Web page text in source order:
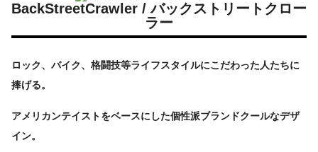
BackStreetCrawler / バックストリートクロー
ラー
ロック、バイク、格闘技等ライフスタイルにこだわった人たちに
捧げる。
アメリカンテイストをベースにした個性派ブランドクールなデザ
イン。